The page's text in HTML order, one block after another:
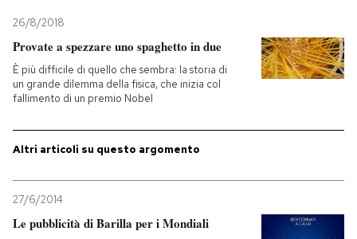
Mondo
Politica
Tecnologia
Internet
Sport
Consumismi
Storie/Idee
Ok Boomer!
Mondiali calcio 2026
26/8/2018
Provate a spezzare uno spaghetto in due
È più difficile di quello che sembra: la storia di
un grande dilemma della fisica, che inizia col
fallimento di un premio Nobel
Altri articoli su questo argomento
27/6/2014
Le pubblicità di Barilla per i Mondiali